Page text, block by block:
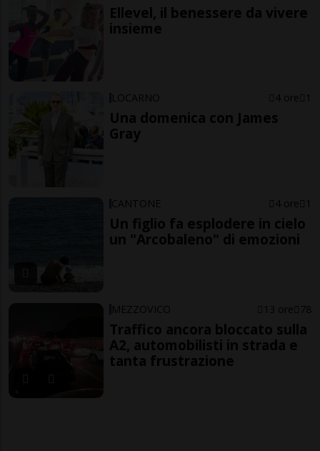
Ellevel, il benessere da vivere
insieme
LOCARNO 4 ore 1
Una domenica con James
Gray
CANTONE 4 ore 1
Un figlio fa esplodere in cielo
un "Arcobaleno" di emozioni
MEZZOVICO 13 ore 78
Traffico ancora bloccato sulla
A2, automobilisti in strada e
tanta frustrazione